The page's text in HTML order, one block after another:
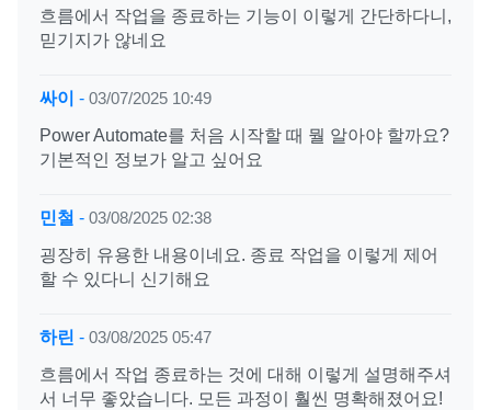
흐름에서 작업을 종료하는 기능이 이렇게 간단하다니,
믿기지가 않네요
싸이 - 03/07/2025 10:49
Power Automate를 처음 시작할 때 뭘 알아야 할까요?
기본적인 정보가 알고 싶어요
민철 - 03/08/2025 02:38
굉장히 유용한 내용이네요. 종료 작업을 이렇게 제어
할 수 있다니 신기해요
하린 - 03/08/2025 05:47
흐름에서 작업 종료하는 것에 대해 이렇게 설명해주셔
서 너무 좋았습니다. 모든 과정이 훨씬 명확해졌어요!